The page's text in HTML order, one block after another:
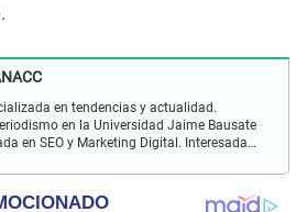
en tendencias y actualidad.
en la Universidad Jaime Bausate
en SEO y Marketing Digital. Interesada